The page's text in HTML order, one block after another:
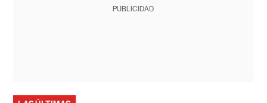
PUBLICIDAD